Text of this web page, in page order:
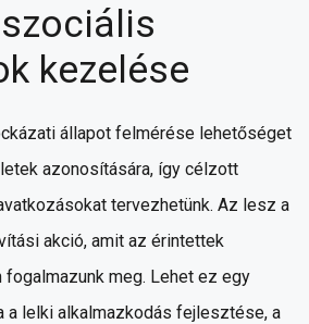
kezelése
állapot felmérése lehetőséget
azonosítására, így célzott
tervezhetünk. Az lesz a
akció, amit az érintettek
meg. Lehet ez egy
a lelki alkalmazkodás fejlesztése, a